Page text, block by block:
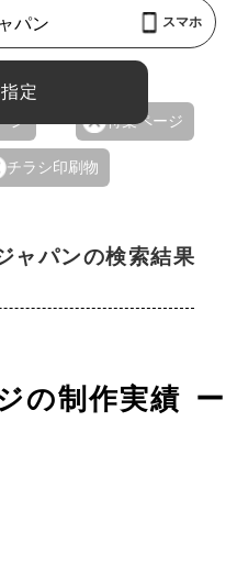
定
スマホ
ジ 特集ページ
チラシ印刷物
ャパンの検索結果
の制作実績